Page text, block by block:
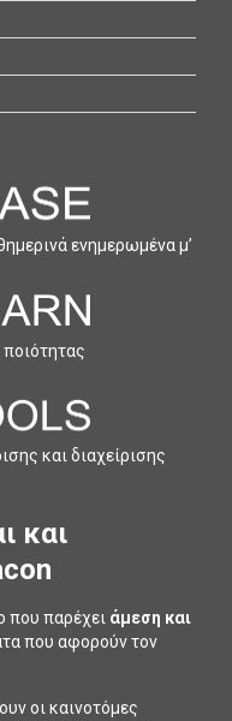
ενηµερωµένα µ’
και διαχείρισης
και
που παρέχει άμεση και
που αφορούν τον
οι καινοτόμες